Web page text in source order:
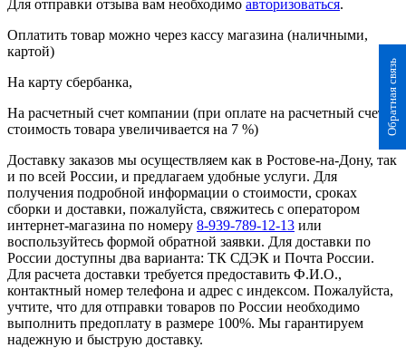
Обратная связь
Для отправки отзыва вам необходимо авторизоваться.
Оплатить товар можно через кассу магазина (наличными,
картой)
На карту сбербанка,
На расчетный счет компании (при оплате на расчетный счет
стоимость товара увеличивается на 7 %)
Доставку заказов мы осуществляем как в Ростове-на-Дону, так
и по всей России, и предлагаем удобные услуги. Для
получения подробной информации о стоимости, сроках
сборки и доставки, пожалуйста, свяжитесь с оператором
интернет-магазина по номеру 8-939-789-12-13 или
воспользуйтесь формой обратной заявки. Для доставки по
России доступны два варианта: ТК СДЭК и Почта России.
Для расчета доставки требуется предоставить Ф.И.О.,
контактный номер телефона и адрес с индексом. Пожалуйста,
учтите, что для отправки товаров по России необходимо
выполнить предоплату в размере 100%. Мы гарантируем
надежную и быструю доставку.